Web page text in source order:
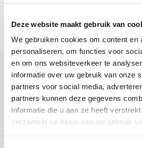
Deze website maakt gebruik van
We gebruiken cookies om content en
personaliseren, om functies voor
en om ons websiteverkeer te
informatie over uw gebruik van onze
partners voor social media,
partners kunnen deze gegevens
informatie die u aan ze heeft
verzameld op basis van uw gebruik
Product description
Brand:Renzline
Article code: 109031
Availability:In stock